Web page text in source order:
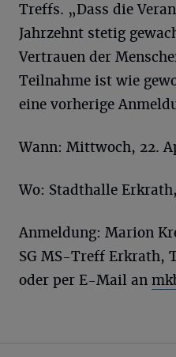
Treffs. „Dass die
Jahrzehnt stetig
Vertrauen der
Teilnahme ist wie
eine vorherige
Wann: Mittwoch, 22.
Wo: Stadthalle
Anmeldung: Marion
SG MS-Treff Erkrath,
oder per E-Mail an